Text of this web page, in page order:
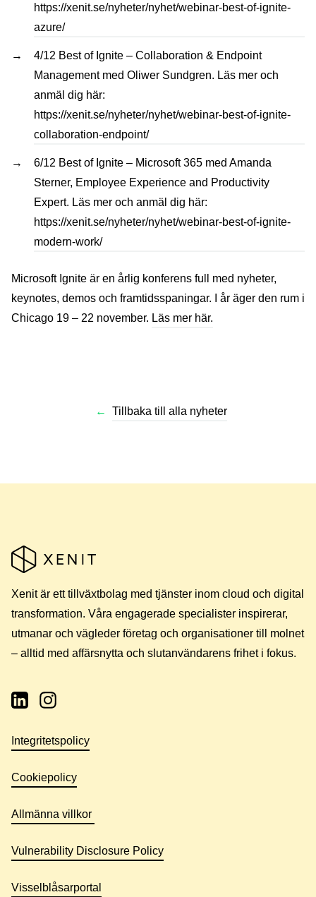
https://xenit.se/nyheter/nyhet/webinar-best-of-ignite-
azure/
4/12 Best of Ignite – Collaboration & Endpoint
Management med Oliwer Sundgren. Läs mer och
anmäl dig här:
https://xenit.se/nyheter/nyhet/webinar-best-of-ignite-
collaboration-endpoint/
6/12 Best of Ignite – Microsoft 365 med Amanda
Sterner, Employee Experience and Productivity
Expert. Läs mer och anmäl dig här:
https://xenit.se/nyheter/nyhet/webinar-best-of-ignite-
modern-work/
Microsoft Ignite är en årlig konferens full med nyheter,
keynotes, demos och framtidsspaningar. I år äger den rum i
Chicago 19 – 22 november. Läs mer här.
← Tillbaka till alla nyheter
Xenit är ett tillväxtbolag med tjänster inom cloud och digital
transformation. Våra engagerade specialister inspirerar,
utmanar och vägleder företag och organisationer till molnet
– alltid med affärsnytta och slutanvändarens frihet i fokus.
Integritetspolicy
Cookiepolicy
Allmänna villkor
Vulnerability Disclosure Policy
Visselblåsarportal